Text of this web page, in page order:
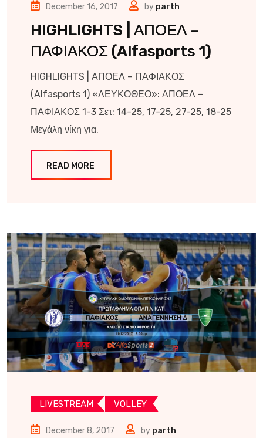
December 16, 2017 by parth
HIGHLIGHTS | ΑΠΟΕΛ –
ΠΑΦΙΑΚΟΣ (Alfasports 1)
HIGHLIGHTS | ΑΠΟΕΛ – ΠΑΦΙΑΚΟΣ
(Alfasports 1) «ΛΕΥΚΟΘΕΟ»: ΑΠΟΕΛ –
ΠΑΦΙΑΚΟΣ 1-3 Σετ: 14-25, 17-25, 27-25, 18-25
Μεγάλη νίκη για.
READ MORE
LIVESTREAM VOLLEY
December 8, 2017 by parth